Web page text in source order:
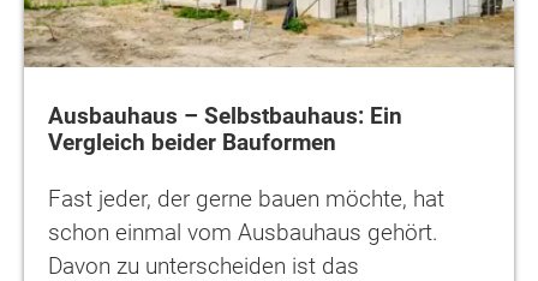
Ausbauhaus – Selbstbauhaus: Ein
Vergleich beider Bauformen
Fast jeder, der gerne bauen möchte, hat
schon einmal vom Ausbauhaus gehört.
Davon zu unterscheiden ist das